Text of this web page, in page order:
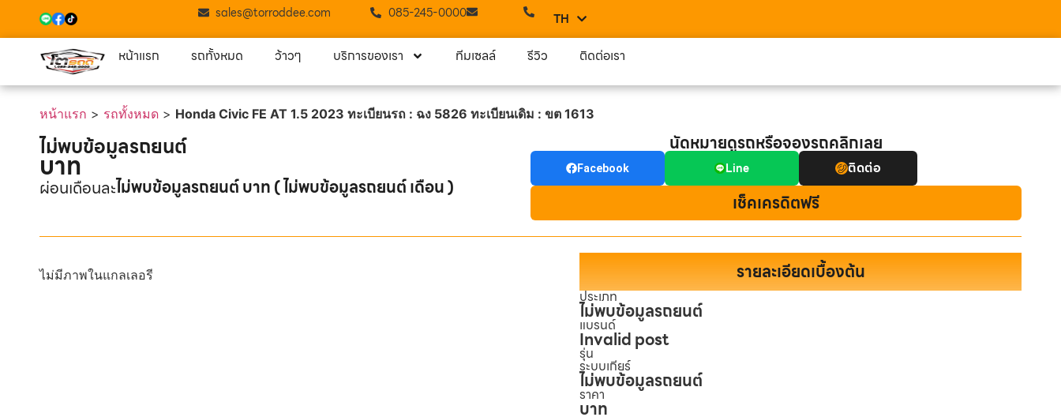
sales@torroddee.com 085-245-0000 TH
EN
หน้าแรก รถทั้งหมด ว้าวๆ บริการของเรา ทีมเซลล์ รีวิว ติดต่อเรา
หน้าแรก > รถทั้งหมด > Honda Civic FE AT 1.5 2023 ทะเบียนรถ : ฉง 5826 ทะเบียนเดิม : ขต 1613
ไม่พบข้อมูลรถยนต์
บาท
ผ่อนเดือนละไม่พบข้อมูลรถยนต์ บาท ( ไม่พบข้อมูลรถยนต์ เดือน )
นัดหมายดูรถหรือจองรถคลิกเลย
Facebook Line ติดต่อ
เช็คเครดิตฟรี
ไม่มีภาพในแกลเลอรี รายละเอียดเบื้องต้น
ประเภท
ไม่พบข้อมูลรถยนต์
แบรนด์
Invalid post
รุ่น
ระบบเกียร์
ไม่พบข้อมูลรถยนต์
ราคา
บาท